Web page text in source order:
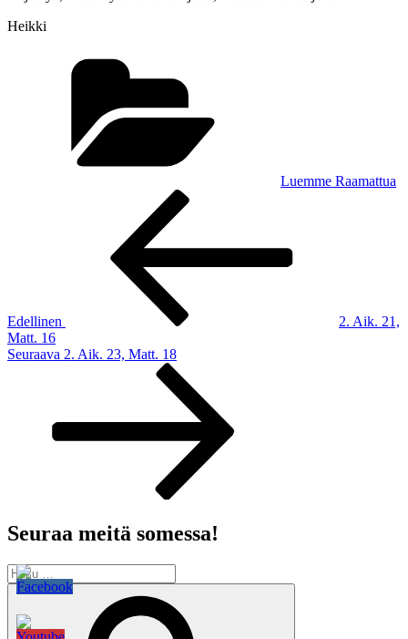
Heikki
Luemme Raamattua
Edellinen
2. Aik. 21,
Matt. 16
Seuraava
Seuraava 2. Aik. 23, Matt. 18
Seuraa meitä somessa!
Etsi: